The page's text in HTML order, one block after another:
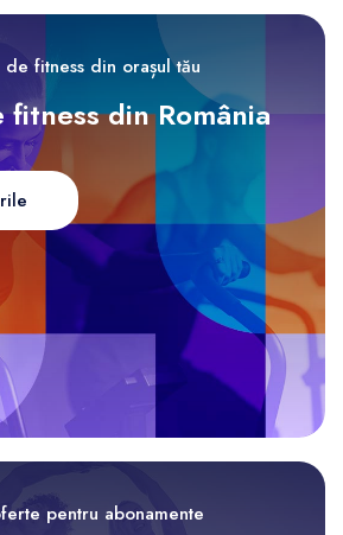
fitness din orașul tău
din România
pentru abonamente